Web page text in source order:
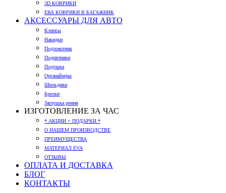
3D КОВРИКИ
ЕВА КОВРИКИ В БАГАЖНИК
АКСЕССУАРЫ ДЛЯ АВТО
Клипсы
Накидки
Подлокотник
Подпятники
Подушка
Органайзеры
Шильдики
Брелки
Заглушка ремня
ИЗГОТОВЛЕНИЕ ЗА ЧАС
* АКЦИИ + ПОДАРКИ *
О НАШЕМ ПРОИЗВОДСТВЕ
ПРЕИМУЩЕСТВА
МАТЕРИАЛ EVA
ОТЗЫВЫ
ОПЛАТА И ДОСТАВКА
БЛОГ
КОНТАКТЫ